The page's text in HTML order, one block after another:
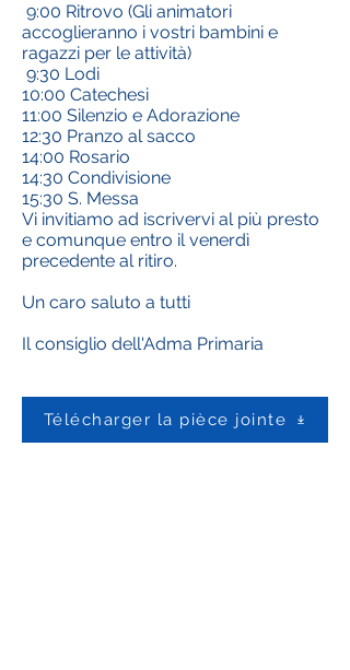
9:00 Ritrovo (Gli animatori
accoglieranno i vostri bambini e
ragazzi per le attività)
9:30 Lodi
10:00 Catechesi
11:00 Silenzio e Adorazione
12:30 Pranzo al sacco
14:00 Rosario
14:30 Condivisione
15:30 S. Messa
Vi invitiamo ad iscrivervi al più presto
e comunque entro il venerdì
precedente al ritiro.
Un caro saluto a tutti
Il consiglio dell'Adma Primaria
Télécharger la pièce jointe